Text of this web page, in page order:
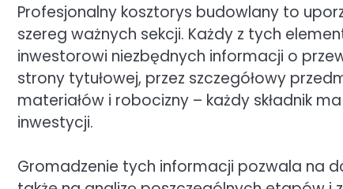
Profesjonalny kosztorys budowlany to
szereg ważnych sekcji. Każdy z tych
inwestorowi niezbędnych informacji o
strony tytułowej, przez szczegółowy
materiałów i robocizny – każdy składnik
inwestycji.
Gromadzenie tych informacji pozwala na